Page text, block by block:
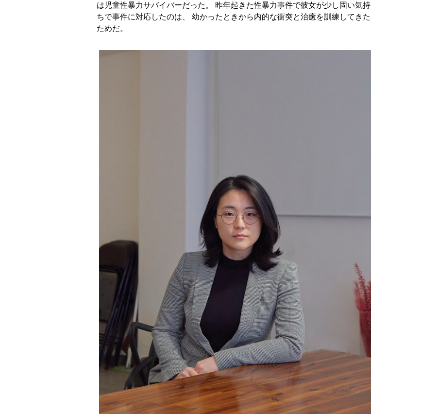
は児童性暴力サバイバーだった。 昨年起きた性暴力事件で彼女が少し固い気持
ちで事件に対応したのは、 幼かったときから内的な衝突と治癒を訓練してきた
ためだ。